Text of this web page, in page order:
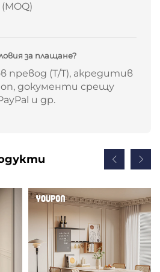
за плащане?
превод (T/T), акредитив
документи срещу
и др.